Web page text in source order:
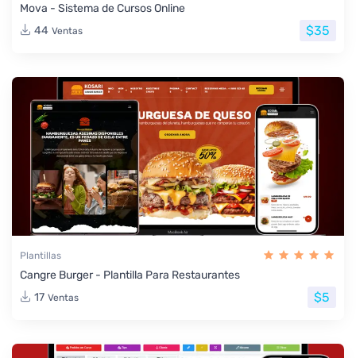
Mova - Sistema de Cursos Online
44 Ventas $35
Plantillas
Cangre Burger - Plantilla Para Restaurantes
17 Ventas $5